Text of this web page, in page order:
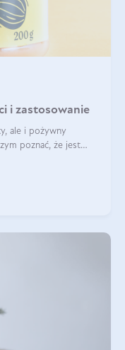
i zastosowanie
ale i pożywny
poznać, że jest